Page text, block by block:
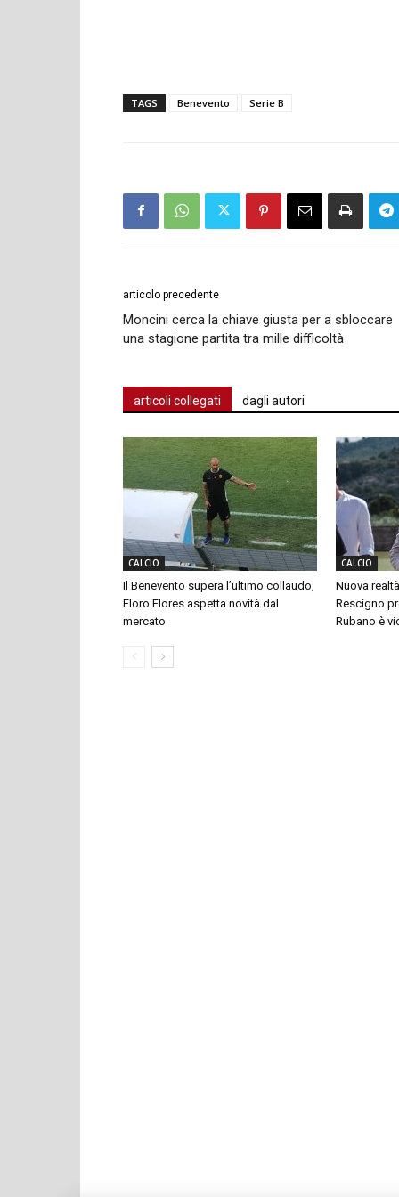
TAGS Benevento Serie B
articolo precedente
Moncini cerca la chiave giusta per a sbloccare
una stagione partita tra mille difficoltà
articoli collegati dagli autori
CALCIO
Il Benevento supera l’ultimo collaudo,
Floro Flores aspetta novità dal
mercato
CALCIO
Nuova
Rescigno
Rubano è